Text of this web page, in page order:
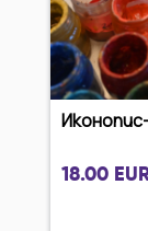
18.00